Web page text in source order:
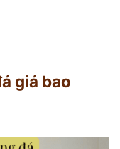
giá bao